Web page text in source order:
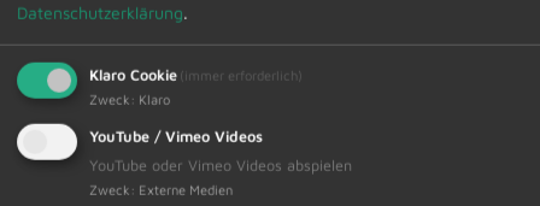
machen und welche Meinung Sie hierüber haben.
Hier geht`s zur Online-Umfrage
Herzlichen Dank für Ihre Mühe!
Datenschutzerklärung.
Klaro Cookie (immer erforderlich)
Zweck : Klaro
YouTube / Vimeo Videos
YouTube oder Vimeo Videos abspielen
Zweck : Externe Medien